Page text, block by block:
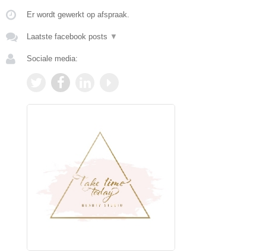
Er wordt gewerkt op afspraak.
Laatste facebook posts ▼
Sociale media: